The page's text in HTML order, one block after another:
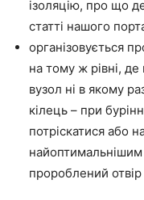
ізоляцію, про що
статті нашого
організовується
на тому ж рівні,
вузол ні в якому
кілець – при
потріскатися або
найоптимальнішим
пророблений отвір